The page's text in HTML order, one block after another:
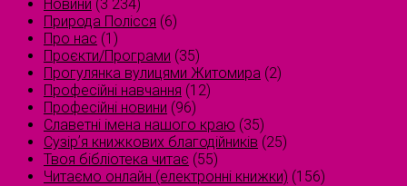
Новини (3 234)
Природа Полісся (6)
Про нас (1)
Проєкти/Програми (35)
Прогулянка вулицями Житомира (2)
Професійні навчання (12)
Професійні новини (96)
Славетні імена нашого краю (35)
Сузірʼя книжкових благодійників (25)
Твоя бібліотека читає (55)
Читаємо онлайн (електронні книжки) (156)